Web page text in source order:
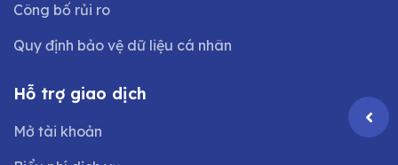
Công bố rủi ro
Quy định bảo vệ dữ liệu cá nhân
Hỗ trợ giao dịch
Mở tài khoản